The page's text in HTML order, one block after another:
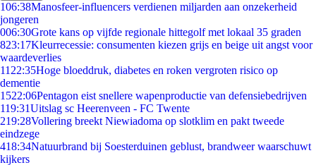
106:38Manosfeer-influencers verdienen miljarden aan onzekerheid
jongeren
006:30Grote kans op vijfde regionale hittegolf met lokaal 35 graden
823:17Kleurrecessie: consumenten kiezen grijs en beige uit angst voor
waardeverlies
11 22:35Hoge bloeddruk, diabetes en roken vergroten risico op
dementie
1522:06Pentagon eist snellere wapenproductie van defensiebedrijven
119:31Uitslag sc Heerenveen - FC Twente
219:28Vollering breekt Niewiadoma op slotklim en pakt tweede
eindzege
418:34Natuurbrand bij Soesterduinen geblust, brandweer waarschuwt
kijkers